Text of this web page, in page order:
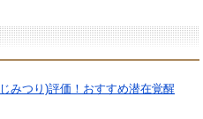
みつり)評価！おすすめ潜在覚醒